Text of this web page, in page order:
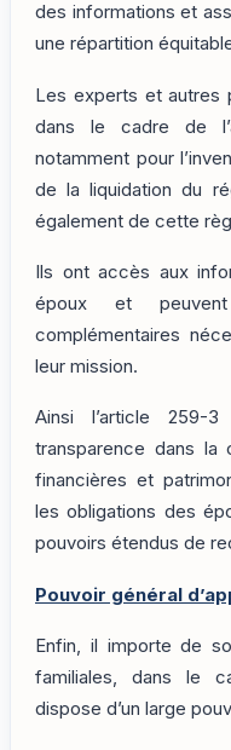
des informations et
une répartition
Les experts et autres
dans le cadre de
notamment pour
de la liquidation du
également de cette
Ils ont accès aux
époux et
complémentaires
leur mission.
Ainsi l’article 259-
transparence dans la
financières et
les obligations des
pouvoirs étendus de
Pouvoir général
Enfin, il importe de
familiales, dans le
dispose d’un large